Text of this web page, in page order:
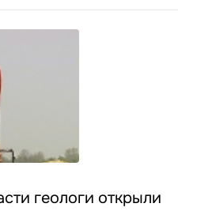
геологи открыли